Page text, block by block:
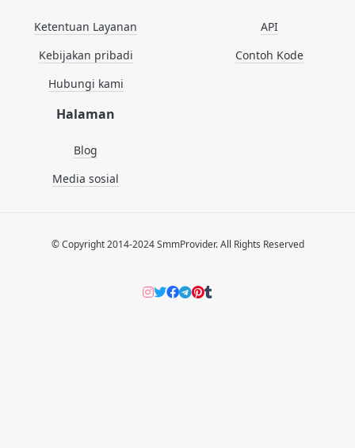
Ketentuan Layanan
Kebijakan pribadi
Hubungi kami
API
Contoh Kode
Halaman
Blog
Media sosial
© Copyright 2014-2024 SmmProvider. All Rights Reserved
Instagram
Twitter
Facebook
Telegram
Pinterers
Tumblr